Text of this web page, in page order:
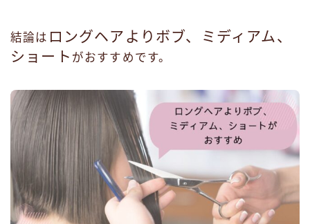
結論は ロングヘアよりボブ、ミディアム、
ショート がおすすめです。